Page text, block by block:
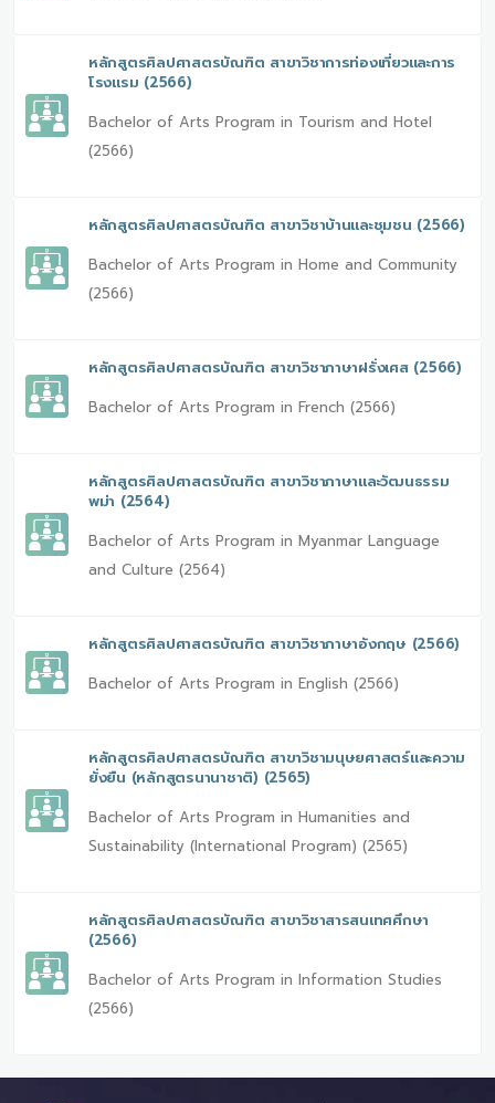
หลักสูตรศิลปศาสตรบัณฑิต สาขาวิชาการท่องเที่ยวและการ
โรงแรม (2566)
Bachelor of Arts Program in Tourism and Hotel
(2566)
หลักสูตรศิลปศาสตรบัณฑิต สาขาวิชาบ้านและชุมชน (2566)
Bachelor of Arts Program in Home and Community
(2566)
หลักสูตรศิลปศาสตรบัณฑิต สาขาวิชาภาษาฝรั่งเศส (2566)
Bachelor of Arts Program in French (2566)
หลักสูตรศิลปศาสตรบัณฑิต สาขาวิชาภาษาและวัฒนธรรม
พม่า (2564)
Bachelor of Arts Program in Myanmar Language
and Culture (2564)
หลักสูตรศิลปศาสตรบัณฑิต สาขาวิชาภาษาอังกฤษ (2566)
Bachelor of Arts Program in English (2566)
หลักสูตรศิลปศาสตรบัณฑิต สาขาวิชามนุษยศาสตร์และความ
ยั่งยืน (หลักสูตรนานาชาติ) (2565)
Bachelor of Arts Program in Humanities and
Sustainability (International Program) (2565)
หลักสูตรศิลปศาสตรบัณฑิต สาขาวิชาสารสนเทศศึกษา
(2566)
Bachelor of Arts Program in Information Studies
(2566)